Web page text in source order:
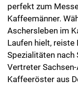
perfekt zum
Kaffeemänner.
Aschersleben im
Laufen hielt,
Spezialitäten
Vertreter
Kaffeeröster aus